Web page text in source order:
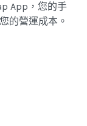
App，您的手
的營運成本。